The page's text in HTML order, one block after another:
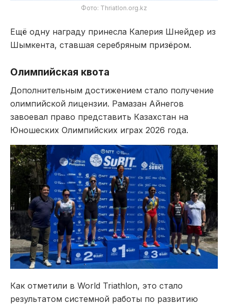
Фото: Thriatlon.org.kz
Ещё одну награду принесла Калерия Шнейдер из
Шымкента, ставшая серебряным призёром.
Олимпийская квота
Дополнительным достижением стало получение
олимпийской лицензии. Рамазан Айнегов
завоевал право представить Казахстан на
Юношеских Олимпийских играх 2026 года.
Как отметили в World Triathlon, это стало
результатом системной работы по развитию